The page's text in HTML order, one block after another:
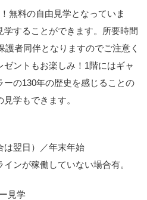
無料の自由見学となっていま
することができます。所要時間
護者同伴となりますのでご注意く
ントもお楽しみ！1階にはギャ
の130年の歴史を感じることの
学もできます。
は翌日）／年末年始
ンが稼働していない場合有。
見学